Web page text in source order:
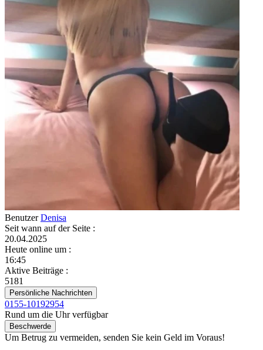
BenutzerDenisa
Seit wann auf der Seite :
20.04.2025
Heute online um :
16:45
Aktive Beiträge :
5181
Persönliche Nachrichten
0155-10192954
Rund um die Uhr verfügbar
Beschwerde
Um Betrug zu vermeiden, senden Sie kein Geld im Voraus!